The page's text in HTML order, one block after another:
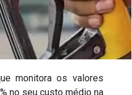
monitora os valores
no seu custo médio na